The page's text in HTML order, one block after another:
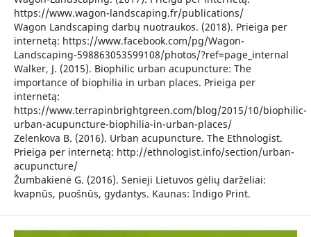
https://www.wagon-landscaping.fr/publications/
Wagon Landscaping darbų nuotraukos. (2018). Prieiga per
internetą: https://www.facebook.com/pg/Wagon-
Landscaping-598863053599108/photos/?ref=page_internal
Walker, J. (2015). Biophilic urban acupuncture: The
importance of biophilia in urban places. Prieiga per
internetą:
https://www.terrapinbrightgreen.com/blog/2015/10/biophilic-
urban-acupuncture-biophilia-in-urban-places/
Zelenkova B. (2016). Urban acupuncture. The Ethnologist.
Prieiga per internetą: http://ethnologist.info/section/urban-
acupuncture/
Žumbakienė G. (2016). Senieji Lietuvos gėlių darželiai:
kvapnūs, puošnūs, gydantys. Kaunas: Indigo Print.